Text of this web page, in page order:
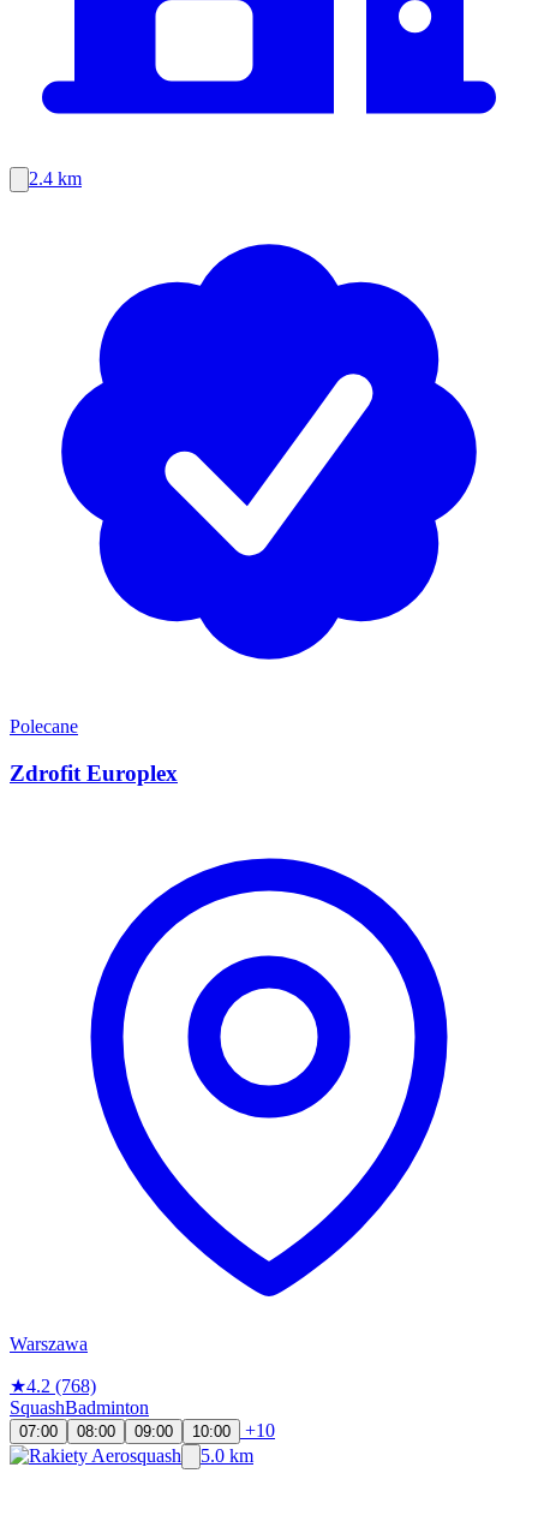
2.4 km
Polecane
Zdrofit Europlex
Warszawa
★4.2 (768)
SquashBadminton
07:00 08:00 09:00 10:00
+10
5.0 km